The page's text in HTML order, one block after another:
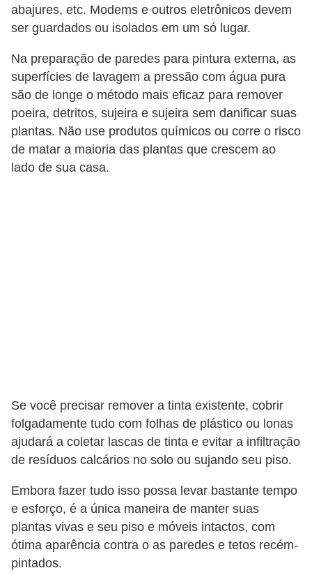
abajures, etc. Modems e outros eletrônicos devem
ser guardados ou isolados em um só lugar.
Na preparação de paredes para pintura externa, as
superfícies de lavagem a pressão com água pura
são de longe o método mais eficaz para remover
poeira, detritos, sujeira e sujeira sem danificar suas
plantas. Não use produtos químicos ou corre o risco
de matar a maioria das plantas que crescem ao
lado de sua casa.
Se você precisar remover a tinta existente, cobrir
folgadamente tudo com folhas de plástico ou lonas
ajudará a coletar lascas de tinta e evitar a infiltração
de resíduos calcários no solo ou sujando seu piso.
Embora fazer tudo isso possa levar bastante tempo
e esforço, é a única maneira de manter suas
plantas vivas e seu piso e móveis intactos, com
ótima aparência contra o as paredes e tetos recém-
pintados.